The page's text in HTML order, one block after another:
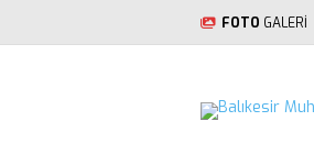
FOTO GALERİ